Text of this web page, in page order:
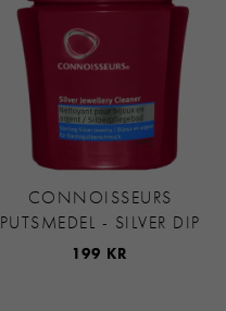
CONNOISSEURS
PUTSMEDEL - SILVER DIP
199 KR